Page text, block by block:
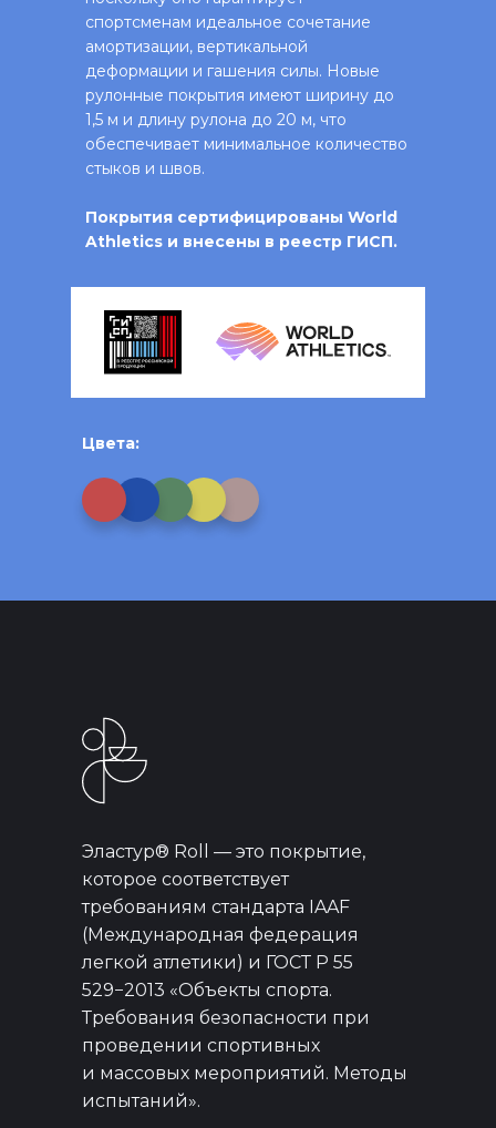
Цвета:
спортсменам идеальное сочетание
амортизации, вертикальной
деформации и гашения силы. Новые
рулонные покрытия имеют ширину до
1,5 м и длину рулона до 20 м, что
обеспечивает минимальное количество
стыков и швов.
Покрытия сертифицированы World
Athletics и внесены в реестр ГИСП.
Эластур® Roll — это покрытие,
которое соответствует
требованиям стандарта IAAF
(Международная федерация
легкой атлетики) и ГОСТ Р 55
529−2013 «Объекты спорта.
Требования безопасности при
проведении спортивных
и массовых мероприятий. Методы
испытаний».